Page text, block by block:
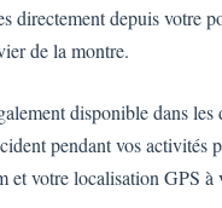
directement depuis
de la montre.
disponible dans
pendant vos activités
votre localisation GPS à